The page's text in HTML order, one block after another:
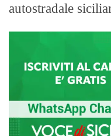
autostradale